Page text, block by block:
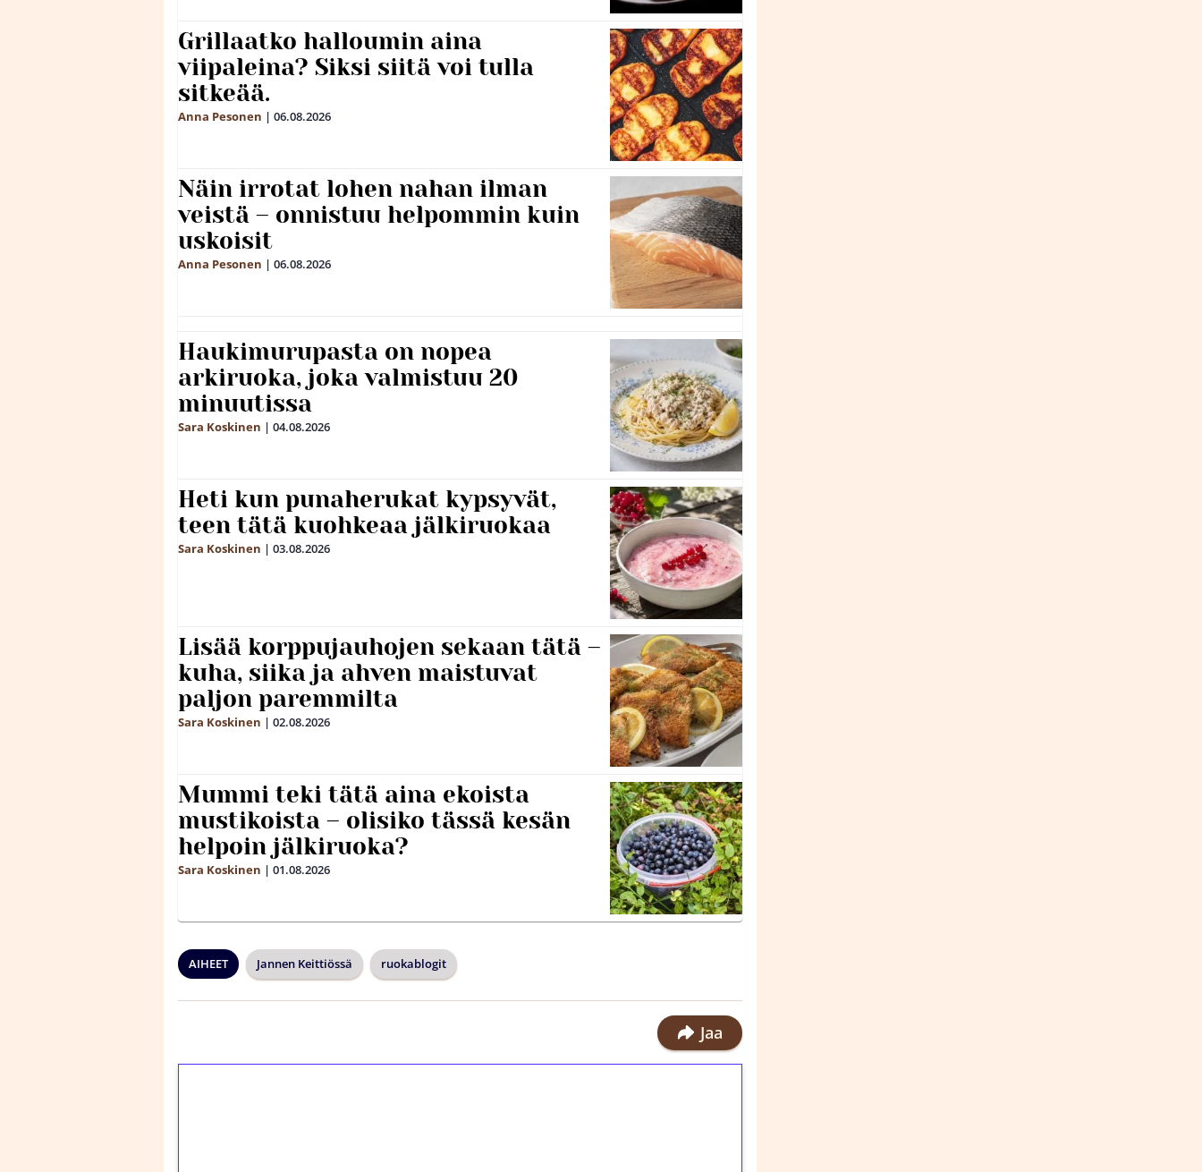
Grillaatko halloumin aina
viipaleina? Siksi siitä voi tulla
sitkeää.
Anna Pesonen | 06.08.2026
Näin irrotat lohen nahan ilman
veistä – onnistuu helpommin kuin
uskoisit
Anna Pesonen | 06.08.2026
Haukimurupasta on nopea
arkiruoka, joka valmistuu 20
minuutissa
Sara Koskinen | 04.08.2026
Heti kun punaherukat kypsyvät,
teen tätä kuohkeaa jälkiruokaa
Sara Koskinen | 03.08.2026
Lisää korppujauhojen sekaan tätä –
kuha, siika ja ahven maistuvat
paljon paremmilta
Sara Koskinen | 02.08.2026
Mummi teki tätä aina ekoista
mustikoista – olisiko tässä kesän
helpoin jälkiruoka?
Sara Koskinen | 01.08.2026
AIHEET Jannen Keittiössä ruokablogit
Jaa